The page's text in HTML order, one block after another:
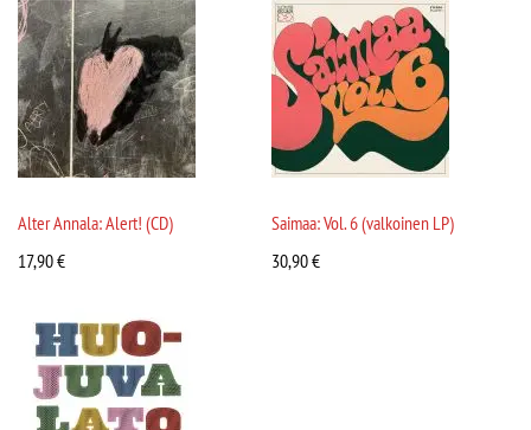
Alter Annala: Alert! (CD)
17,90€
Saimaa: Vol. 6 (valkoinen LP)
30,90€